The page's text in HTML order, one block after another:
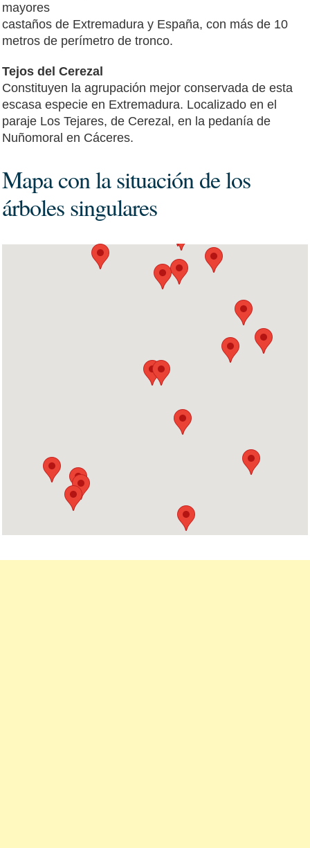
mayores
castaños de Extremadura y España, con más de 10
metros de perímetro de tronco.
Tejos del Cerezal
Constituyen la agrupación mejor conservada de esta
escasa especie en Extremadura. Localizado en el
paraje Los Tejares, de Cerezal, en la pedanía de
Nuñomoral en Cáceres.
Mapa con la situación de los
árboles singulares